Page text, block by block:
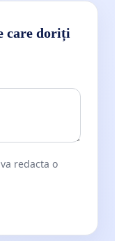
care doriți
redacta o